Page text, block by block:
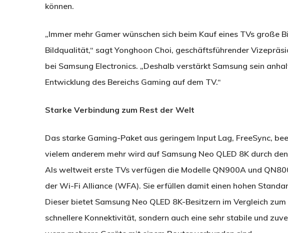
können.
„Immer mehr Gamer wünschen sich beim Kauf eines TVs große
Bildqualität,“ sagt Yonghoon Choi, geschäftsführender
bei Samsung Electronics. „Deshalb verstärkt Samsung sein
Entwicklung des Bereichs Gaming auf dem TV.“
Starke Verbindung zum Rest der Welt
Das starke Gaming-Paket aus geringem Input Lag, FreeSync,
vielem anderem mehr wird auf Samsung Neo QLED 8K durch
Als weltweit erste TVs verfügen die Modelle QN900A und
der Wi-Fi Alliance (WFA). Sie erfüllen damit einen hohen
Dieser bietet Samsung Neo QLED 8K-Besitzern im Vergleich
schnellere Konnektivität, sondern auch eine sehr stabile und